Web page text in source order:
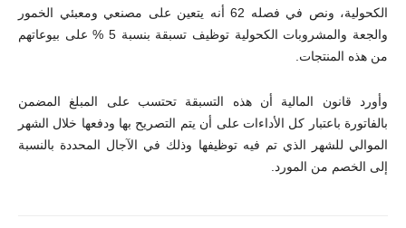
الكحولية، ونص في فصله 62 أنه يتعين على مصنعي ومعبئي الخمور
والجعة والمشروبات الكحولية توظيف تسبقة بنسبة 5 % على بيوعاتهم
من هذه المنتجات.
وأورد قانون المالية أن هذه التسبقة تحتسب على المبلغ المضمن
بالفاتورة باعتبار كل الأداءات على أن يتم التصريح بها ودفعها خلال الشهر
الموالي للشهر الذي تم فيه توظيفها وذلك في الآجال المحددة بالنسبة
إلى الخصم من المورد.